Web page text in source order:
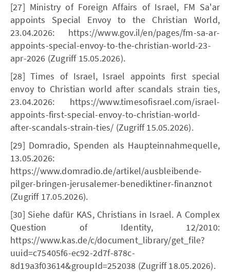
[27] Ministry of Foreign Affairs of Israel, FM Sa'ar
appoints Special Envoy to the Christian World,
23.04.2026: https://www.gov.il/en/pages/fm-sa-ar-
appoints-special-envoy-to-the-christian-world-23-
apr-2026 (Zugriff 15.05.2026).
[28] Times of Israel, Israel appoints first special
envoy to Christian world after scandals strain ties,
23.04.2026: https://www.timesofisrael.com/israel-
appoints-first-special-envoy-to-christian-world-
after-scandals-strain-ties/ (Zugriff 15.05.2026).
[29] Domradio, Spenden als Haupteinnahmequelle,
13.05.2026:
https://www.domradio.de/artikel/ausbleibende-
pilger-bringen-jerusalemer-benediktiner-finanznot
(Zugriff 17.05.2026).
[30] Siehe dafür KAS, Christians in Israel. A Complex
Question of Identity, 12/2010:
https://www.kas.de/c/document_library/get_file?
uuid=c75405f6-ec92-2d7f-878c-
8d19a3f03614&groupId=252038 (Zugriff 18.05.2026).